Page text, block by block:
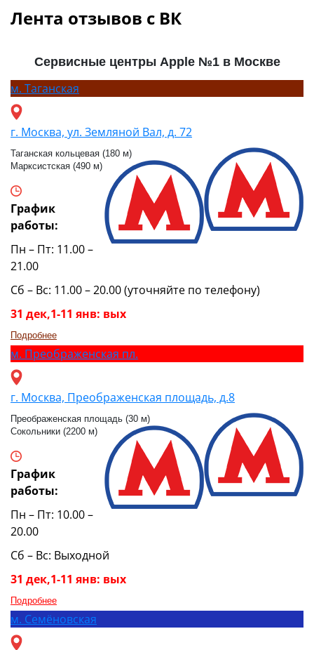
Лента отзывов с ВК
Сервисные центры Apple №1 в Москве
м. Таганская
г. Москва, ул. Земляной Вал, д. 72
Таганская кольцевая (180 м)
Марксистская (490 м)
График
работы:
Пн – Пт: 11.00 –
21.00
Сб – Вс: 11.00 – 20.00 (уточняйте по телефону)
31 дек,1-11 янв: вых
Подробнее
м. Преображенская пл.
г. Москва, Преображенская площадь, д.8
Преображенская площадь (30 м)
Сокольники (2200 м)
График
работы:
Пн – Пт: 10.00 –
20.00
Сб – Вс: Выходной
31 дек,1-11 янв: вых
Подробнее
м. Семёновская